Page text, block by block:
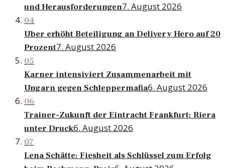
und Herausforderungen7. August 2026
04
Uber erhöht Beteiligung an Delivery Hero auf 20
Prozent7. August 2026
05
Karner intensiviert Zusammenarbeit mit
Ungarn gegen Schleppermafia6. August 2026
06
Trainer-Zukunft der Eintracht Frankfurt: Riera
unter Druck6. August 2026
07
Lena Schätte: Fiesheit als Schlüssel zum Erfolg